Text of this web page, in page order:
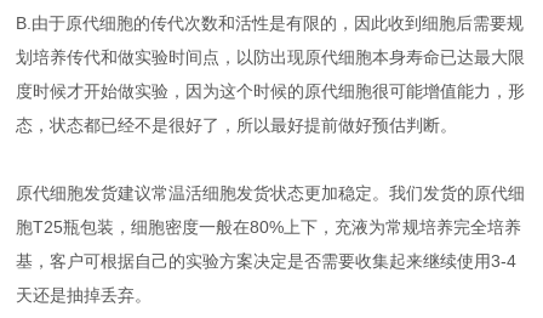
B.由于原代细胞的传代次数和活性是有限的，因此收到细胞后需要规
划培养传代和做实验时间点，以防出现原代细胞本身寿命已达最大限
度时候才开始做实验，因为这个时候的原代细胞很可能增值能力，形
态，状态都已经不是很好了，所以最好提前做好预估判断。
原代细胞发货建议常温活细胞发货状态更加稳定。我们发货的原代细
胞T25瓶包装，细胞密度一般在80%上下，充液为常规培养完全培养
基，客户可根据自己的实验方案决定是否需要收集起来继续使用3-4
天还是抽掉丢弃。